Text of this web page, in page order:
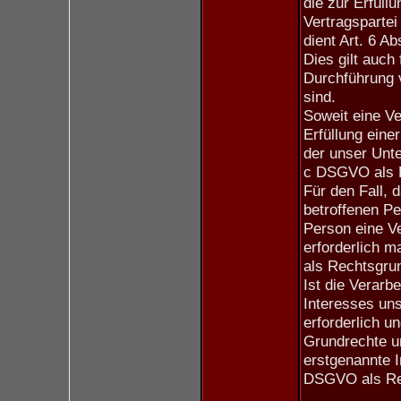
dient Art. 6
Dies gilt auch
Durchführung
sind.
Soweit eine
Erfüllung
der unser
c DSGVO als
Für den Fall,
betroffenen
Person eine
erforderlich
als
Ist die
Interesses
erforderlich
Grundrechte
erstgenannte
DSGVO als